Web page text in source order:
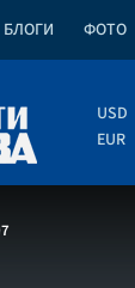
БЛОГИ ФОТО
USD
EUR